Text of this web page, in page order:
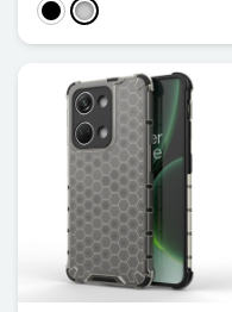
SchwarzTransparent